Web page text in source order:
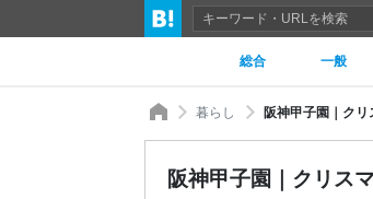
総合 一般
暮らし 阪神甲子園｜ク
阪神甲子園｜クリス